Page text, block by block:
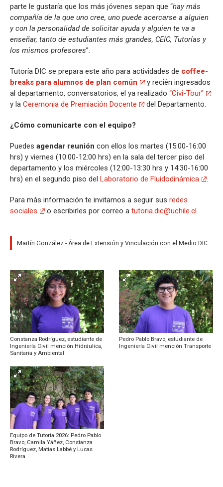
Constanza Rodríguez, estudiante de
Ingeniería Civil mención Hidráulica,
Sanitaria y Ambiental
Pedro Pablo Bravo, estudiante de
Ingeniería Civil mención Transporte
Equipo de Tutoría 2026: Pedro Pablo
Bravo, Camila Yáñez, Constanza
Rodríguez, Matías Labbé y Lucas
Rivera
parte le gustaría que los más jóvenes sepan que “hay más
compañía de la que uno cree, uno puede acercarse a alguien
y con la personalidad de solicitar ayuda y alguien te va a
enseñar, tanto de estudiantes más grandes, CEIC, Tutorías y
los mismos profesores”.
Tutoría DIC se prepara este año para actividades de coffee-
breaks para alumnos de plan común
y recién ingresados
al departamento, conversatorios, el ya realizado “Civi-Tour”
y la Ceremonia de Premiación Docente del Departamento.
¿Cómo comunicarte con el equipo?
Puedes agendar reunión con ellos los martes (15:00-16:00
hrs) y viernes (10:00-12:00 hrs) en la sala del tercer piso del
departamento y los miércoles (12:00-13:30 hrs y 14:30-16:00
hrs) en el segundo piso del Laboratorio de Fluidodinámica .
Para más información te invitamos a seguir sus redes
sociales
o escribirles por correo a tutoria.dic@uchile.cl
Martín González - Área de Extensión y Vinculación con el Medio DIC